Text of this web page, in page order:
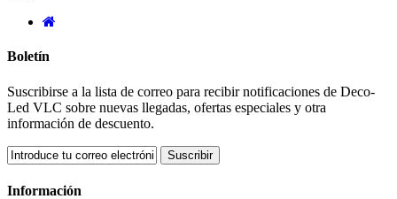
Boletín
Suscribirse a la lista de correo para recibir notificaciones de Deco-
Led VLC sobre nuevas llegadas, ofertas especiales y otra
información de descuento.
Suscribir
Información